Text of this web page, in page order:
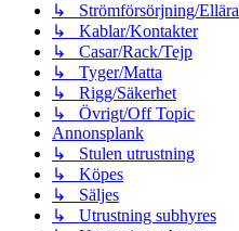
↳ Strömförsörjning/Ellära
↳ Kablar/Kontakter
↳ Casar/Rack/Tejp
↳ Tyger/Matta
↳ Rigg/Säkerhet
↳ Övrigt/Off Topic
Annonsplank
↳ Stulen utrustning
↳ Köpes
↳ Säljes
↳ Utrustning subhyres